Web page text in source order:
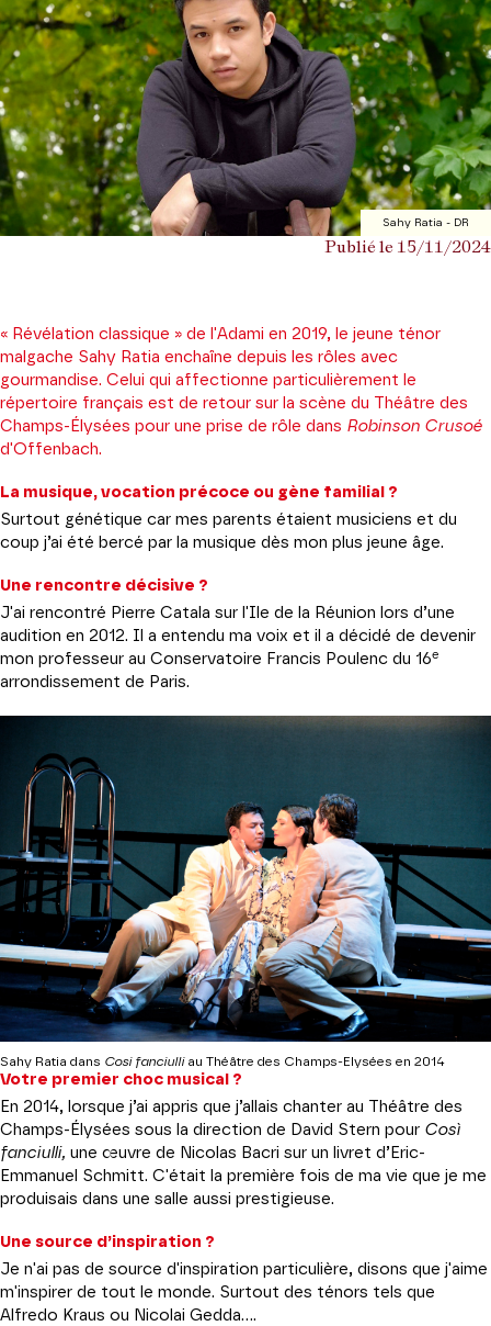
Sahy Ratia - DR
Publié le 15/11/2024
« Révélation classique » de l'Adami en 2019, le jeune ténor
malgache Sahy Ratia enchaîne depuis les rôles avec
gourmandise. Celui qui affectionne particulièrement le
répertoire français est de retour sur la scène du Théâtre des
Champs-Élysées pour une prise de rôle dans Robinson Crusoé
d'Offenbach.
La musique, vocation précoce ou gène familial ?
Surtout génétique car mes parents étaient musiciens et du
coup j’ai été bercé par la musique dès mon plus jeune âge.
Une rencontre décisive ?
J'ai rencontré Pierre Catala sur l'Ile de la Réunion lors d’une
audition en 2012. Il a entendu ma voix et il a décidé de devenir
mon professeur au Conservatoire Francis Poulenc du 16e
arrondissement de Paris.
Sahy Ratia dans Cosi fanciulli au Théâtre des Champs-Elysées en 2014
Votre premier choc musical ?
En 2014, lorsque j’ai appris que j’allais chanter au Théâtre des
Champs-Élysées sous la direction de David Stern pour Così
fanciulli, une œuvre de Nicolas Bacri sur un livret d’Eric-
Emmanuel Schmitt. C'était la première fois de ma vie que je me
produisais dans une salle aussi prestigieuse.
Une source d’inspiration ?
Je n'ai pas de source d'inspiration particulière, disons que j'aime
m'inspirer de tout le monde. Surtout des ténors tels que
Alfredo Kraus ou Nicolai Gedda….